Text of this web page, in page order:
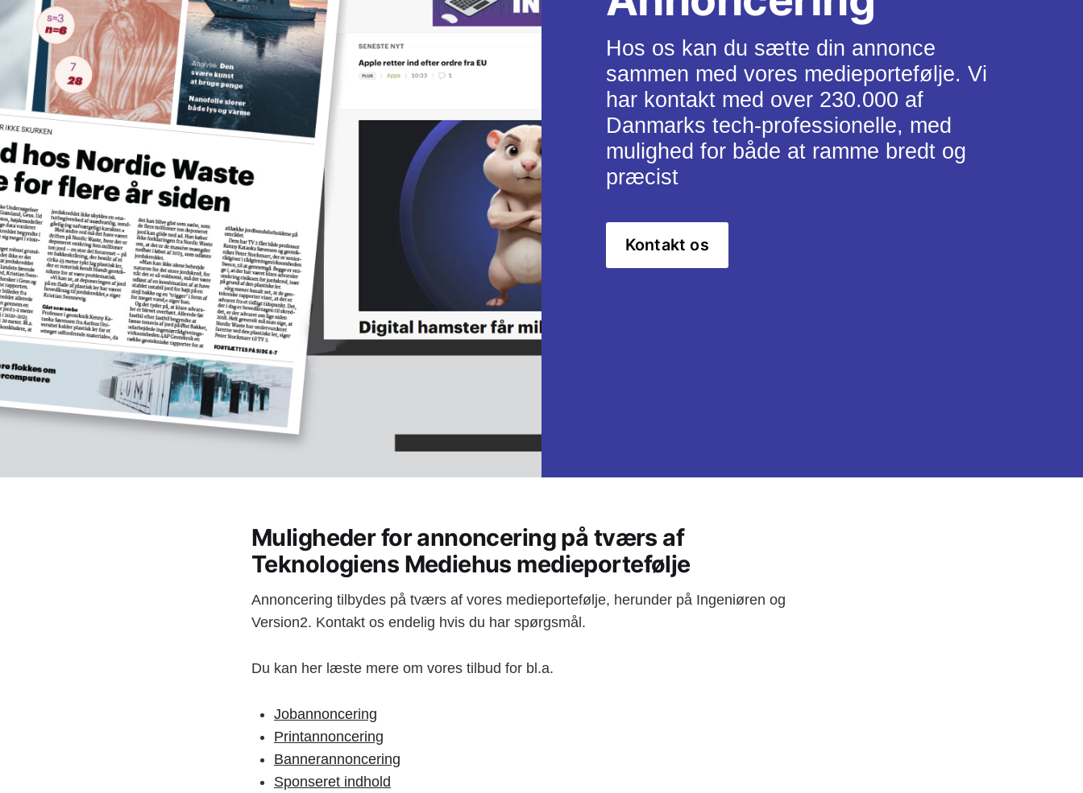
Hos os kan du sætte din annonce
sammen med vores medieportefølje. Vi
har kontakt med over 230.000 af
Danmarks tech-professionelle, med
mulighed for både at ramme bredt og
præcist
Kontakt os
Muligheder for annoncering på tværs af
Teknologiens Mediehus medieportefølje
Annoncering tilbydes på tværs af vores medieportefølje, herunder på Ingeniøren og
Version2. Kontakt os endelig hvis du har spørgsmål.
Du kan her læste mere om vores tilbud for bl.a.
Jobannoncering
Printannoncering
Bannerannoncering
Sponseret indhold